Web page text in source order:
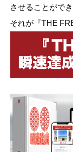
させることがで
それが『THE